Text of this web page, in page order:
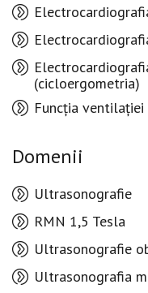
(cicloergometria)
Funcția
Domenii
Ultrasonografie
RMN 1,5 Tesla
Ultrasonografie
Ultrasonografia